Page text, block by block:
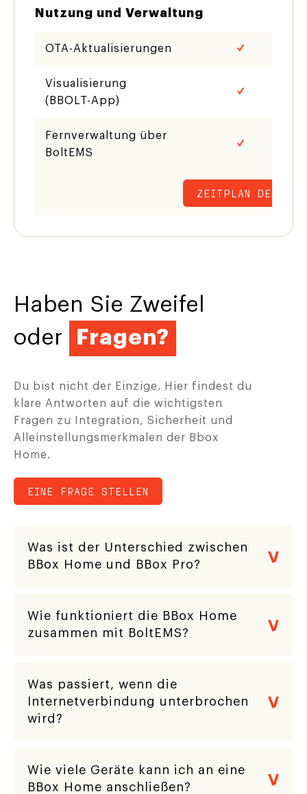
Nutzung und Verwaltung
OTA-Aktualisierungen
Visualisierung
(BBOLT-App)
Fernverwaltung über
BoltEMS
ZEITPLAN DEMO
Haben Sie Zweifel
oder
Fragen?
Du bist nicht der Einzige. Hier findest du
klare Antworten auf die wichtigsten
Fragen zu Integration, Sicherheit und
Alleinstellungsmerkmalen der Bbox
Home.
EINE FRAGE STELLEN
Was ist der Unterschied zwischen
BBox Home und BBox Pro?
Wie funktioniert die BBox Home
zusammen mit BoltEMS?
Was passiert, wenn die
Internetverbindung unterbrochen
wird?
Wie viele Geräte kann ich an eine
BBox Home anschließen?